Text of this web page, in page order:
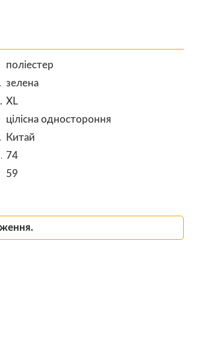
поліестер
зелена
XL
цілісна одностороння
Китай
74
59